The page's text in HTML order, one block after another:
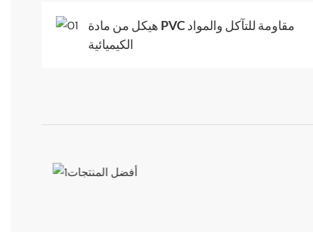
هيكل من مادة PVC مقاومة للتآكل والمواد
الكيميائية